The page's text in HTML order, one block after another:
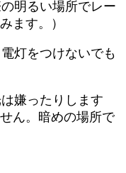
明るい場所でレー
ます。）
灯をつけないでも
嫌ったりします
ん。暗めの場所で